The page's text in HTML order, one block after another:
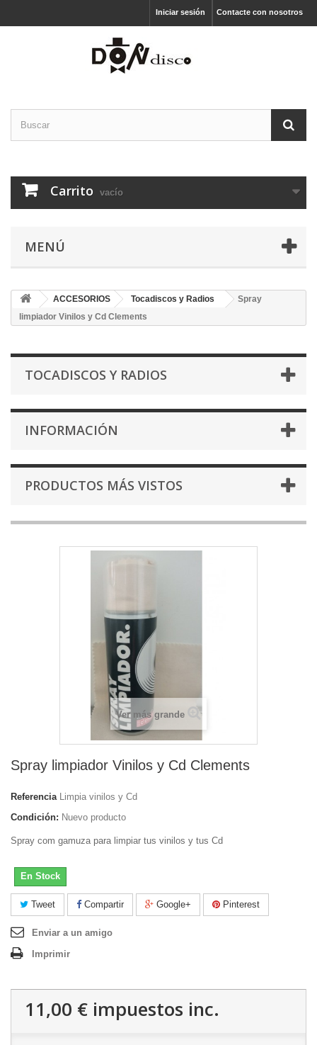
Contacte con nosotros
Iniciar sesión
Carrito vacío
MENÚ
ACCESORIOS Tocadiscos y Radios
Spray
limpiador Vinilos y Cd Clements
TOCADISCOS Y RADIOS
INFORMACIÓN
PRODUCTOS MÁS VISTOS
Ver más grande
Spray limpiador Vinilos y Cd Clements
Referencia Limpia vinilos y Cd
Condición: Nuevo producto
Spray com gamuza para limpiar tus vinilos y tus Cd
En Stock
Tweet Compartir Google+ Pinterest
Enviar a un amigo
Imprimir
11,00 € impuestos inc.